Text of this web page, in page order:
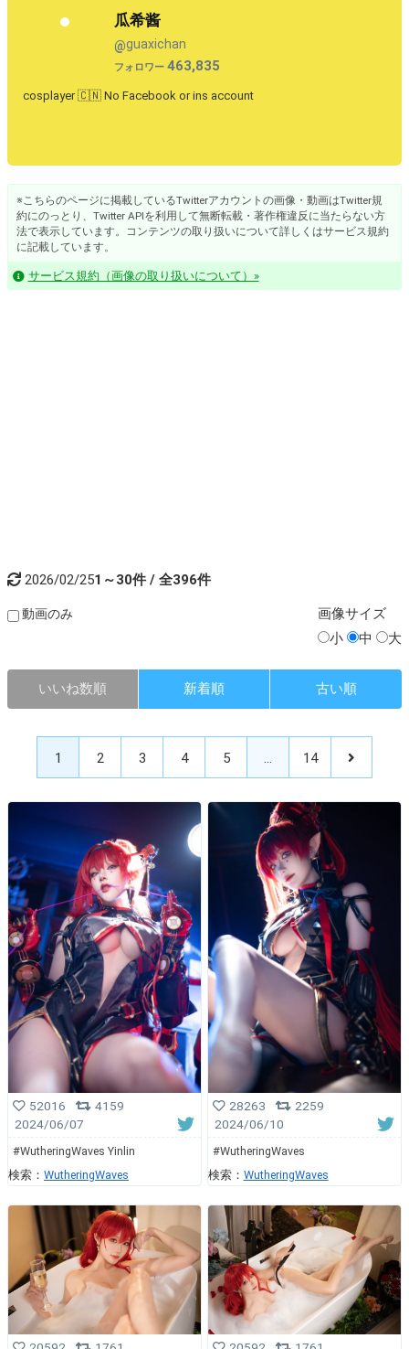
瓜希酱
@guaxichan
フォロワー 463,835
cosplayer 🇨🇳 No Facebook or ins account
※こちらのページに掲載しているTwitterアカウントの画像・動画はTwitter規
約にのっとり、Twitter APIを利用して無断転載・著作権違反に当たらない方
法で表示しています。コンテンツの取り扱いについて詳しくはサービス規約
に記載しています。
サービス規約（画像の取り扱いについて）»
2026/02/251～30件 / 全396件
動画のみ 画像サイズ
小
中 大
いいね数順 新着順 古い順
1 2 3 4 5 … 14
52016
4159
2024/06/07
#WutheringWaves Yinlin
検索： WutheringWaves
28263
2259
2024/06/10
#WutheringWaves
検索： WutheringWaves